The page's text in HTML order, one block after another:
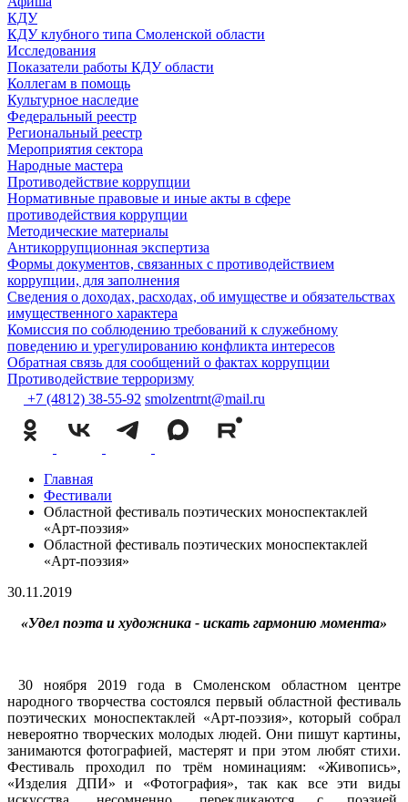
КДУ
КДУ клубного типа Смоленской области
Исследования
Показатели работы КДУ области
Коллегам в помощь
Культурное наследие
Федеральный реестр
Региональный реестр
Мероприятия сектора
Народные мастера
Противодействие коррупции
Нормативные правовые и иные акты в сфере
противодействия коррупции
Методические материалы
Антикоррупционная экспертиза
Формы документов, связанных с противодействием
коррупции, для заполнения
Сведения о доходах, расходах, об имуществе и обязательствах
имущественного характера
Комиссия по соблюдению требований к служебному
поведению и урегулированию конфликта интересов
Обратная связь для сообщений о фактах коррупции
Противодействие терроризму
+7 (4812) 38-55-92 smolzentrnt@mail.ru
Главная
Фестивали
Областной фестиваль поэтических моноспектаклей
«Арт-поэзия»
Областной фестиваль поэтических моноспектаклей
«Арт-поэзия»
30.11.2019
«Удел поэта и художника - искать гармонию момента»
30 ноября 2019 года в Смоленском областном центре
народного творчества состоялся первый областной фестиваль
поэтических моноспектаклей «Арт-поэзия», который собрал
невероятно творческих молодых людей. Они пишут картины,
занимаются фотографией, мастерят и при этом любят стихи.
Фестиваль проходил по трём номинациям: «Живопись»,
«Изделия ДПИ» и «Фотография», так как все эти виды